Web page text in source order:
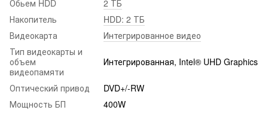
Обьем HDD
2 ТБ
Накопитель
HDD: 2 ТБ
Видеокарта
Интегрированное видео
Тип видеокарты и
объем
видеопамяти
Интегрированная, Intel® UHD Graphics
Оптический привод
DVD+/-RW
Мощность БП
400W